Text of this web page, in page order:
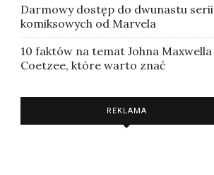
Darmowy dostęp do dwunastu serii
komiksowych od Marvela
10 faktów na temat Johna Maxwella
Coetzee, które warto znać
REKLAMA